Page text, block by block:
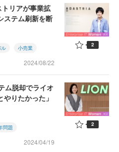
リアが事業拡
ステム刷新を断
ル 小売業
2024/08/22
2
ム脱却でライオ
りたかった」
問題
2024/04/19
2